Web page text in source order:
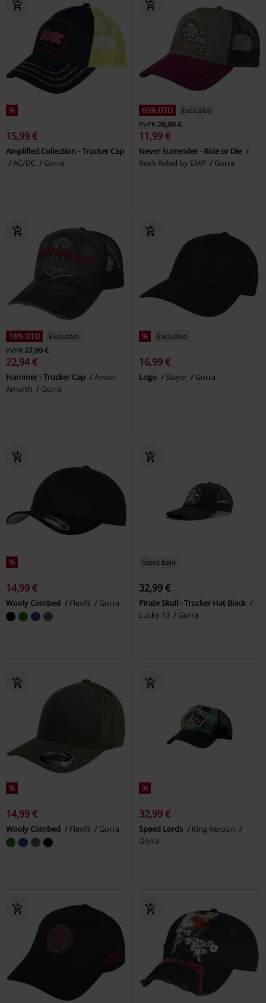
%
15,99 €
Amplified Collection - Trucker Cap
AC/DC
Gorra
60% DTO
Exclusivo
PVPR29,99 €
11,99 €
Never Surrender - Ride or Die
Rock Rebel by EMP
Gorra
18% DTO
Exclusivo
PVPR27,99 €
22,94 €
Hammer - Trucker Cap
Amon
Amarth
Gorra
% Exclusivo
16,99 €
Logo Slayer Gorra
%
14,99 €
Wooly Combed Flexfit Gorra
Stock bajo
32,99 €
Pirate Skull - Trucker Hat Black
Lucky 13
Gorra
%
14,99 €
Wooly Combed Flexfit Gorra
%
32,99 €
Speed Lords
King Kerosin
Gorra